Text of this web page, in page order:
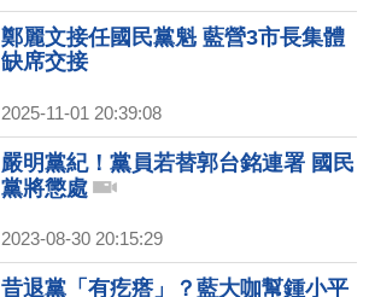
鄭麗文接任國民黨魁 藍營3市長集體
缺席交接
2025-11-01 20:39:08
嚴明黨紀！黨員若替郭台銘連署 國民
黨將懲處
2023-08-30 20:15:29
昔退黨「有疙瘩」？藍大咖幫鍾小平